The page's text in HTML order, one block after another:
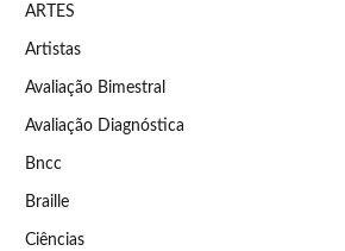
ARTES
Artistas
Avaliação Bimestral
Avaliação Diagnóstica
Bncc
Braille
Ciências